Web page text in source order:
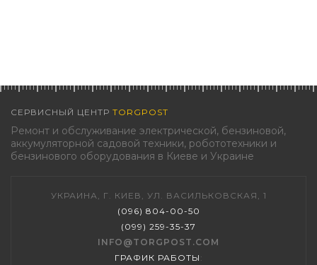
СЕРВИСНЫЙ ЦЕНТР TORGPOST
Ремонт и обслуживание электрической, бензиновой,
аккумуляторной садовой техники, робототехники и
бензинового оборудования в Киеве и Украине
УКРАИНА, Г. КИЕВ, УЛ. ВАСИЛЬКОВСКАЯ, 1
(096) 804-00-50
(099) 259-35-37
INFO@TORGPOST.COM
ГРАФИК РАБОТЫ :